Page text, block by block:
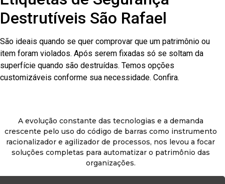
Destrutíveis São Rafael
São ideais quando se quer comprovar que um patrimônio ou
item foram violados. Após serem fixadas só se soltam da
superfície quando são destruídas. Temos opções
customizáveis conforme sua necessidade. Confira.
A evolução constante das tecnologias e a demanda
crescente pelo uso do código de barras como instrumento
racionalizador e agilizador de processos, nos levou a focar
soluções completas para automatizar o patrimônio das
organizações.